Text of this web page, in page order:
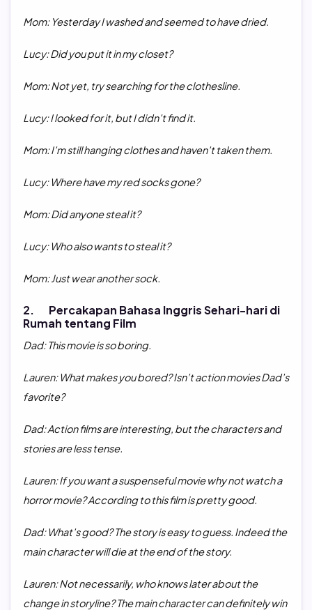
Mom: Yesterday I washed and seemed to have dried.
Lucy: Did you put it in my closet?
Mom: Not yet, try searching for the clothesline.
Lucy: I looked for it, but I didn’t find it.
Mom: I’m still hanging clothes and haven’t taken them.
Lucy: Where have my red socks gone?
Mom: Did anyone steal it?
Lucy: Who also wants to steal it?
Mom: Just wear another sock.
2. Percakapan Bahasa Inggris Sehari-hari di
Rumah tentang Film
Dad: This movie is so boring.
Lauren: What makes you bored? Isn’t action movies Dad’s
favorite?
Dad: Action films are interesting, but the characters and
stories are less tense.
Lauren: If you want a suspenseful movie why not watch a
horror movie? According to this film is pretty good.
Dad: What’s good? The story is easy to guess. Indeed the
main character will die at the end of the story.
Lauren: Not necessarily, who knows later about the
change in storyline? The main character can definitely win